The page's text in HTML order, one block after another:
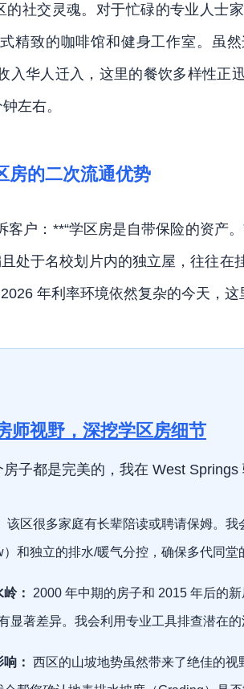
的社交灵魂。对于忙碌的专业人士
精致的咖啡馆和健身工作室。虽
入华人迁入，这里的餐饮多样性正
左右。
房的二次流通优势
户：**“学区房是自带保险的资产
处于名校划片内的独立屋，往往在
年利率环境依然复杂的今天，这
师视野，深挖学区房细节
子都是完美的，我在 West Springs
该区很多家庭有长辈陪读或聘请保姆。我
和独立的排水/暖气分控，确保多代同堂
： 2000 年中期的房子和 2015 年后的
显著差异。我会利用专业工具排查潜在的
： 西区的山坡地势虽然带来了绝佳的